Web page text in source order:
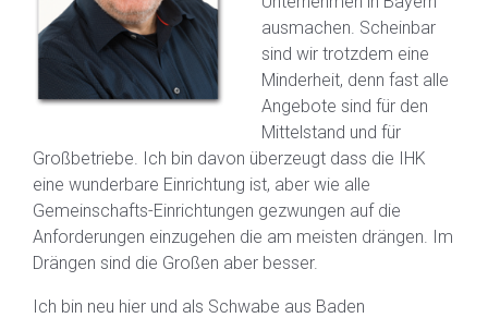
ausmachen. Scheinbar
sind wir trotzdem eine
Minderheit, denn fast alle
Angebote sind für den
Mittelstand und für
Großbetriebe. Ich bin davon überzeugt dass die IHK
eine wunderbare Einrichtung ist, aber wie alle
Gemeinschafts-Einrichtungen gezwungen auf die
Anforderungen einzugehen die am meisten drängen. Im
Drängen sind die Großen aber besser.
Ich bin neu hier und als Schwabe aus Baden